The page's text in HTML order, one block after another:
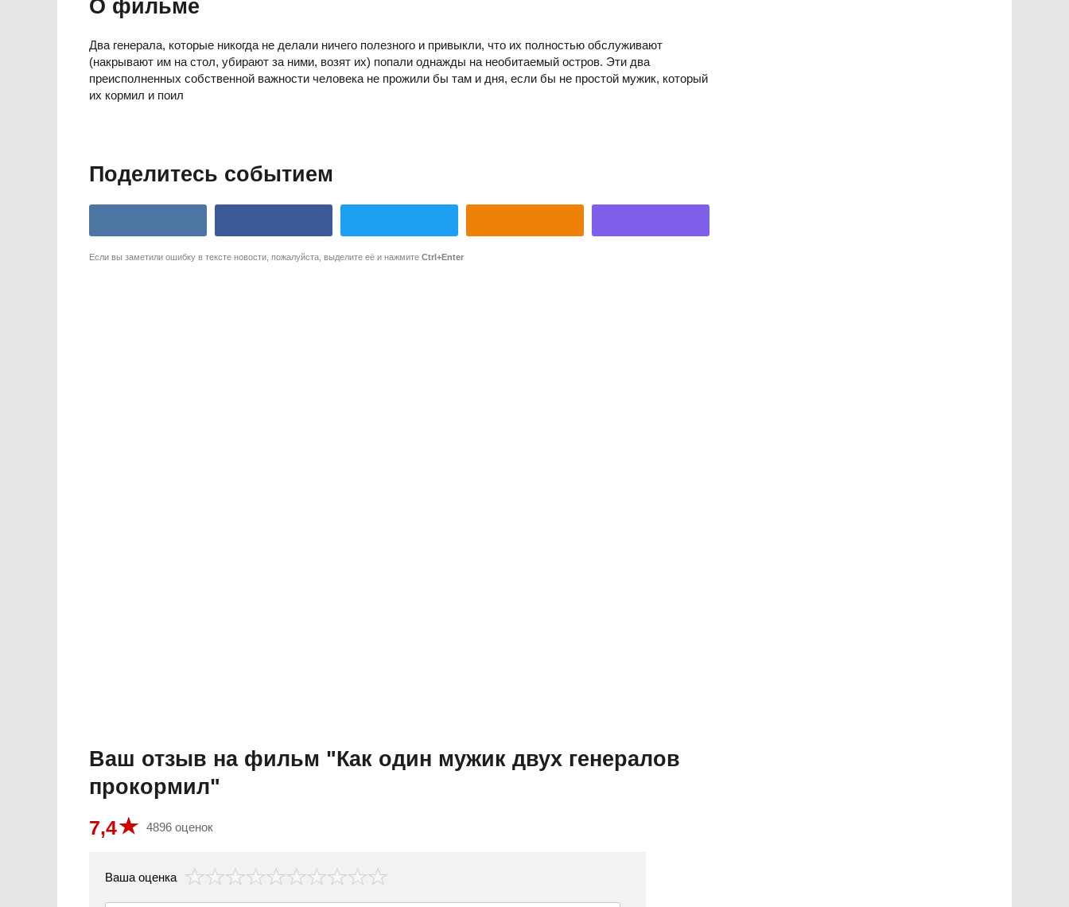
О фильме
Два генерала, которые никогда не делали ничего полезного и привыкли, что их полностью обслуживают
(накрывают им на стол, убирают за ними, возят их) попали однажды на необитаемый остров. Эти два
преисполненных собственной важности человека не прожили бы там и дня, если бы не простой мужик, который
их кормил и поил
Поделитесь событием
Если вы заметили ошибку в тексте новости, пожалуйста, выделите её и нажмите Ctrl+Enter
Ваш отзыв на фильм "Как один мужик двух генералов
прокормил"
7,4 4896 оценок
Ваша оценка